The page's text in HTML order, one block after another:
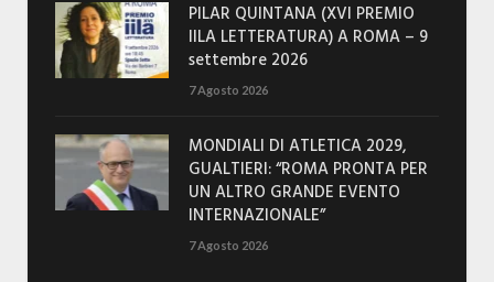
PILAR QUINTANA (XVI PREMIO
IILA LETTERATURA) A ROMA – 9
settembre 2026
7 Agosto 2026
MONDIALI DI ATLETICA 2029,
GUALTIERI: “ROMA PRONTA PER
UN ALTRO GRANDE EVENTO
INTERNAZIONALE”
7 Agosto 2026